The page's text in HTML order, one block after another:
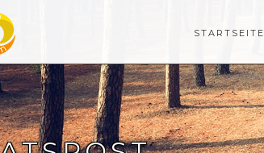
STARTSEITE